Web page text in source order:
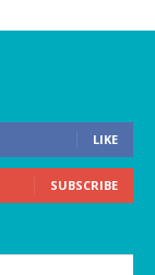
LIKE
SUBSCRIBE